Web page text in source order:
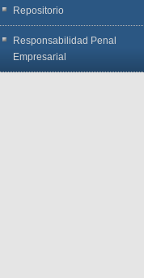
Repositorio
Responsabilidad Penal
Empresarial